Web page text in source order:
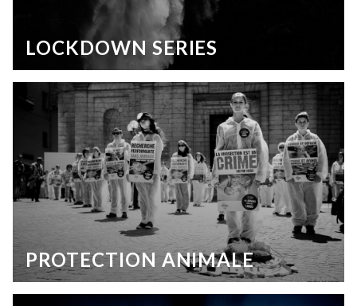
LOCKDOWN SERIES
PROTECTION ANIMALE